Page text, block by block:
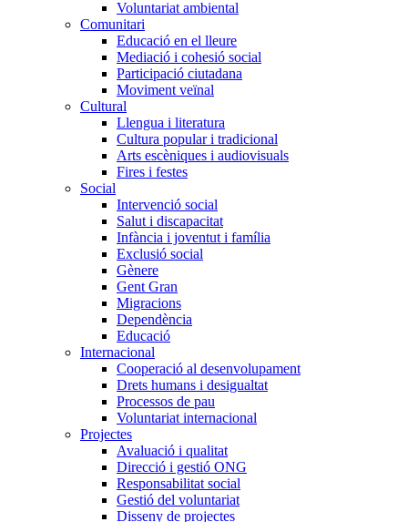
Voluntariat ambiental
Comunitari
Educació en el lleure
Mediació i cohesió social
Participació ciutadana
Moviment veïnal
Cultural
Llengua i literatura
Cultura popular i tradicional
Arts escèniques i audiovisuals
Fires i festes
Social
Intervenció social
Salut i discapacitat
Infància i joventut i família
Exclusió social
Gènere
Gent Gran
Migracions
Dependència
Educació
Internacional
Cooperació al desenvolupament
Drets humans i desigualtat
Processos de pau
Voluntariat internacional
Projectes
Avaluació i qualitat
Direcció i gestió ONG
Responsabilitat social
Gestió del voluntariat
Disseny de projectes